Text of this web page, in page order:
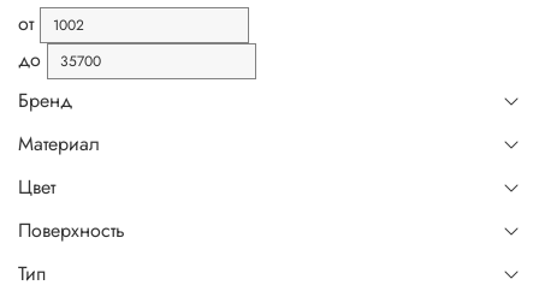
от
до
Бренд
Материал
Цвет
Поверхность
Тип